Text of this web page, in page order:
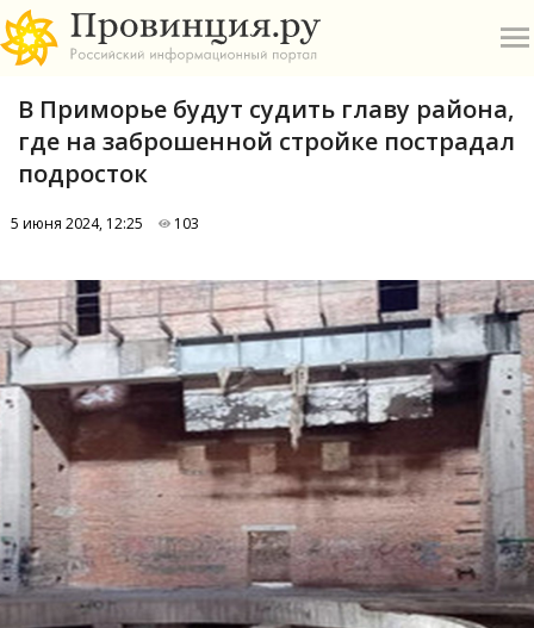
А
Б
Е
П
Р
С
В Приморье будут судить главу района,
где на заброшенной стройке пострадал
подросток
5 июня 2024, 12:25 103